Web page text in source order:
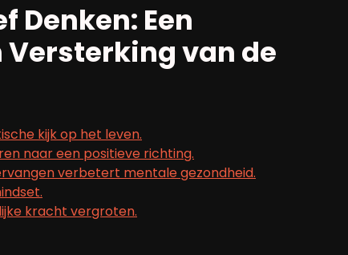
Denken: Een
van de
kijk op het leven.
naar een positieve richting.
verbetert mentale gezondheid.
kracht vergroten.